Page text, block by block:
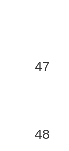
47
48